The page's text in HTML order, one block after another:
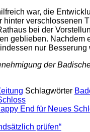
war, die
hinter verschlossenen
bei der
geblieben. Nachdem
nur
der
Schlagwörter
End für Neues
prüfen“